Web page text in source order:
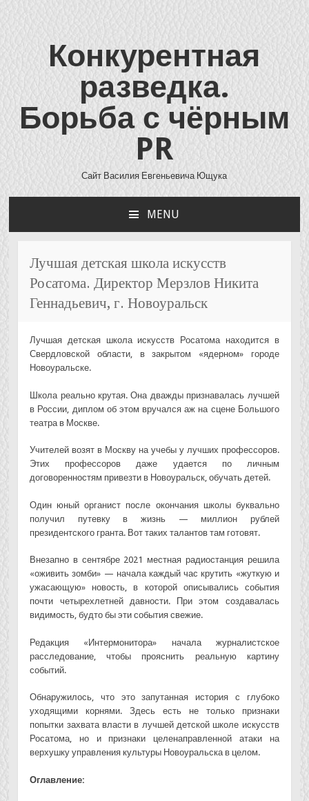
Конкурентная
разведка.
Борьба с чёрным
PR
Сайт Василия Евгеньевича Ющука
MENU
Лучшая детская школа искусств
Росатома. Директор Мерзлов Никита
Геннадьевич, г. Новоуральск
Лучшая детская школа искусств Росатома находится в
Свердловской области, в закрытом «ядерном» городе
Новоуральске.
Школа реально крутая. Она дважды признавалась лучшей
в России, диплом об этом вручался аж на сцене Большого
театра в Москве.
Учителей возят в Москву на учебы у лучших профессоров.
Этих профессоров даже удается по личным
договоренностям привезти в Новоуральск, обучать детей.
Один юный органист после окончания школы буквально
получил путевку в жизнь — миллион рублей
президентского гранта. Вот таких талантов там готовят.
Внезапно в сентябре 2021 местная радиостанция решила
«оживить зомби» — начала каждый час крутить «жуткую и
ужасающую» новость, в которой описывались события
почти четырехлетней давности. При этом создавалась
видимость, будто бы эти события свежие.
Редакция «Интермонитора» начала журналистское
расследование, чтобы прояснить реальную картину
событий.
Обнаружилось, что это запутанная история с глубоко
уходящими корнями. Здесь есть не только признаки
попытки захвата власти в лучшей детской школе искусств
Росатома, но и признаки целенаправленной атаки на
верхушку управления культуры Новоуральска в целом.
Оглавление: